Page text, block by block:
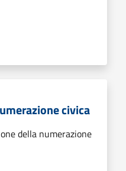
civica
della numerazione